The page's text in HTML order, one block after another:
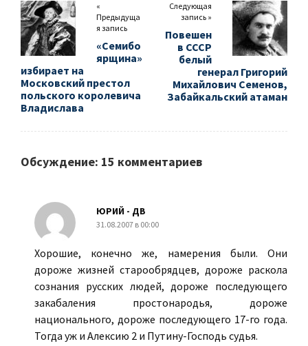
«
Предыдуща
я запись
«Семибо
ярщина»
избирает на
Московский престол
польского королевича
Владислава
Следующая
запись »
Повешен
в СССР
белый
генерал Григорий
Михайлович Семенов,
Забайкальский атаман
Обсуждение: 15 комментариев
ЮРИЙ - ДВ
31.08.2007 в 00:00
Хорошие, конечно же, намерения были. Они
дороже жизней старообрядцев, дороже раскола
сознания русских людей, дороже последующего
закабаления простонародья, дороже
национального, дороже последующего 17-го года.
Тогда уж и Алексию 2 и Путину-Господь судья.